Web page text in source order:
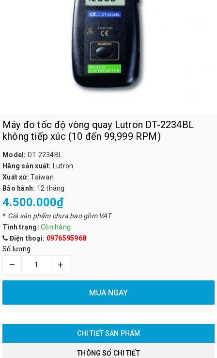
Máy đo tốc độ vòng quay Lutron DT-2234BL
không tiếp xúc (10 đến 99,999 RPM)
Model: DT-2234BL
Hãng sản xuất:
Lutron
Xuất xứ: Taiwan
Bảo hành: 12 tháng
4.500.000₫
* Giá sản phẩm chưa bao gồm VAT
Tình trạng: Còn hàng
Điện thoại: 0976595968
Số lượng
– +
MUA NGAY
CHI TIẾT SẢN PHẨM
THÔNG SỐ CHI TIẾT